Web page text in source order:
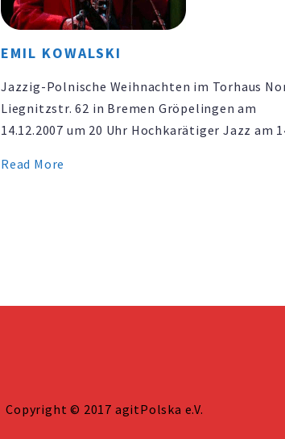
EMIL KOWALSKI
Jazzig-Polnische Weihnachten im Torhaus
Liegnitzstr. 62 in Bremen Gröpelingen am
14.12.2007 um 20 Uhr Hochkarätiger Jazz am
Vor Ort laden zu einem weihnachtlichen
Read More
Copyright © 2017 agitPolska e.V.